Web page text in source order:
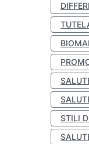
STILI